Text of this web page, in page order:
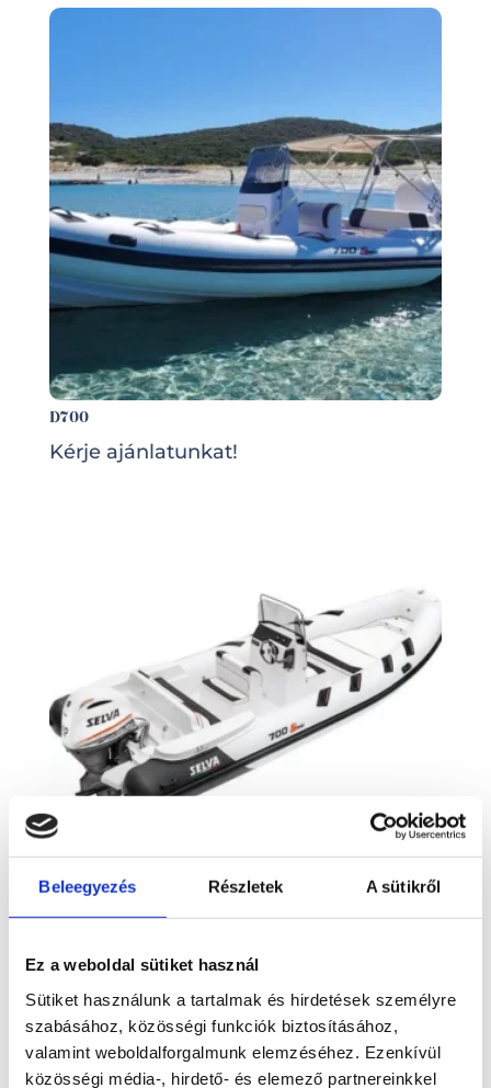
Beleegyezés Részletek A sütikről
Ez a weboldal sütiket használ
Sütiket használunk a tartalmak és hirdetések személyre
szabásához, közösségi funkciók biztosításához,
valamint weboldalforgalmunk elemzéséhez. Ezenkívül
közösségi média-, hirdető- és elemező partnereinkkel
D700
Kérje ajánlatunkat!
D700 Special
Kérje ajánlatunkat!